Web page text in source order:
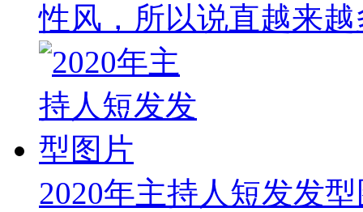
性风，所以说直越来
2020年主持人短发发